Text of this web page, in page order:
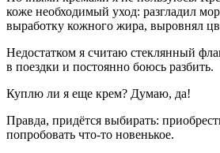
коже необходимый уход: разгладил
выработку кожного жира, выровнял
Недостатком я считаю стеклянный
в поездки и постоянно боюсь разбить.
Куплю ли я еще крем? Думаю, да!
Правда, придётся выбирать:
попробовать что-то новенькое.